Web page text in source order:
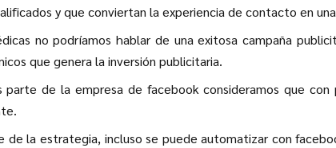
y que conviertan la experiencia de contacto en
no podríamos hablar de una exitosa campaña
que genera la inversión publicitaria.
parte de la empresa de facebook consideramos que
de la estrategia, incluso se puede automatizar con